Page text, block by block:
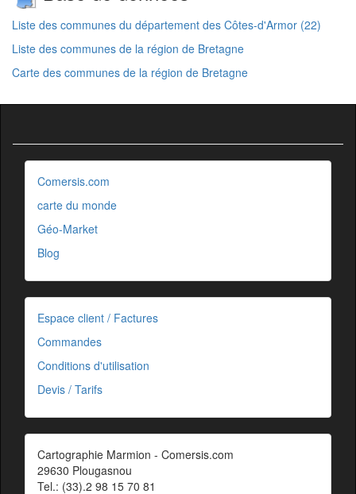
Liste des communes du département des Côtes-d'Armor (22)
Liste des communes de la région de Bretagne
Carte des communes de la région de Bretagne
Comersis.com
carte du monde
Géo-Market
Blog
Espace client / Factures
Commandes
Conditions d'utilisation
Devis / Tarifs
Cartographie Marmion - Comersis.com
29630 Plougasnou
Tel.: (33).2 98 15 70 81